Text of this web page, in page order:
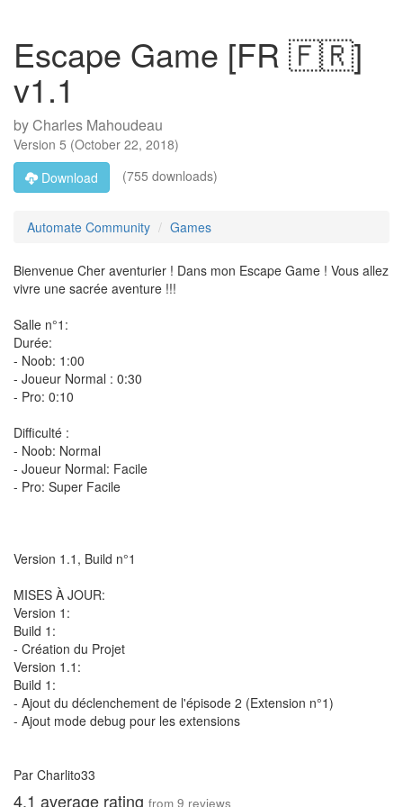
Escape Game [FR 🇫🇷]
v1.1
byCharles Mahoudeau
Version 5 (October 22, 2018)
Download
(755 downloads)
Automate Community Games
Bienvenue Cher aventurier ! Dans mon Escape Game ! Vous allez
vivre une sacrée aventure !!!
Salle n°1:
Durée:
- Noob: 1:00
- Joueur Normal : 0:30
- Pro: 0:10
Difficulté :
- Noob: Normal
- Joueur Normal: Facile
- Pro: Super Facile
Version 1.1, Build n°1
MISES À JOUR:
Version 1:
Build 1:
- Création du Projet
Version 1.1:
Build 1:
- Ajout du déclenchement de l'épisode 2 (Extension n°1)
- Ajout mode debug pour les extensions
Par Charlito33
4.1 average rating from 9 reviews